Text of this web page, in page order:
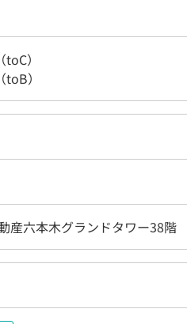
）
）
六本木グランドタワー38階